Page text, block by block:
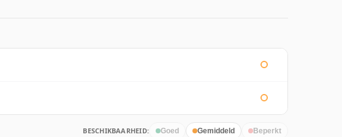
BESCHIKBAARHEID: Goed Gemiddeld Beperkt